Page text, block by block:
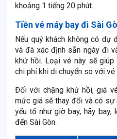
khoảng 1 tiếng 20 phút.
Tiền vé máy bay đi Sài
Nếu quý khách không có dự
và đã xác định sẵn ngày đi
khứ hồi. Loại vé này sẽ
chi phí khi di chuyển so với vé
Đối với chặng khứ hồi, giá
mức giá sẽ thay đổi và có sự
yếu tố như giờ bay, hãy
đến Sài Gòn.